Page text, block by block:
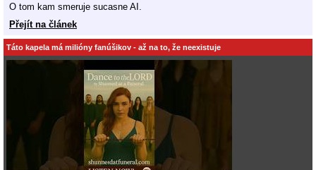
O tom kam smeruje sucasne AI.
Přejít na článek
Táto kapela má milióny fanúšikov - až na to, že neexistuje